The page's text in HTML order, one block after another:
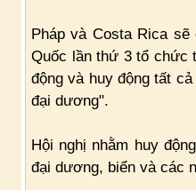
Pháp và Costa Rica
Quốc lần thứ 3 tổ chức
động và huy động tất
đại dương".
Hội nghị nhằm huy
đại dương, biển và các